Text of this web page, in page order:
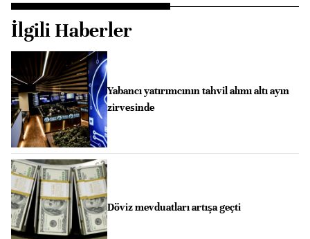
İlgili Haberler
Yabancı yatırımcının tahvil alımı altı ayın
zirvesinde
Döviz mevduatları artışa geçti